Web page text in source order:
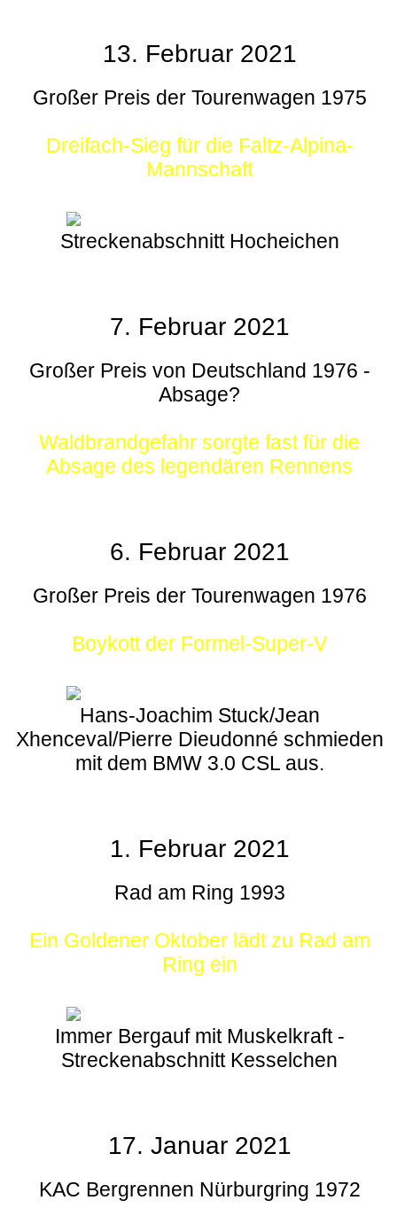
13. Februar 2021
Großer Preis der Tourenwagen 1975
Dreifach-Sieg für die Faltz-Alpina-
Mannschaft
Streckenabschnitt Hocheichen
7. Februar 2021
Großer Preis von Deutschland 1976 -
Absage?
Waldbrandgefahr sorgte fast für die
Absage des legendären Rennens
6. Februar 2021
Großer Preis der Tourenwagen 1976
Boykott der Formel-Super-V
Hans-Joachim Stuck/Jean
Xhenceval/Pierre Dieudonné schmieden
mit dem BMW 3.0 CSL aus.
1. Februar 2021
Rad am Ring 1993
Ein Goldener Oktober lädt zu Rad am
Ring ein
Immer Bergauf mit Muskelkraft -
Streckenabschnitt Kesselchen
17. Januar 2021
KAC Bergrennen Nürburgring 1972